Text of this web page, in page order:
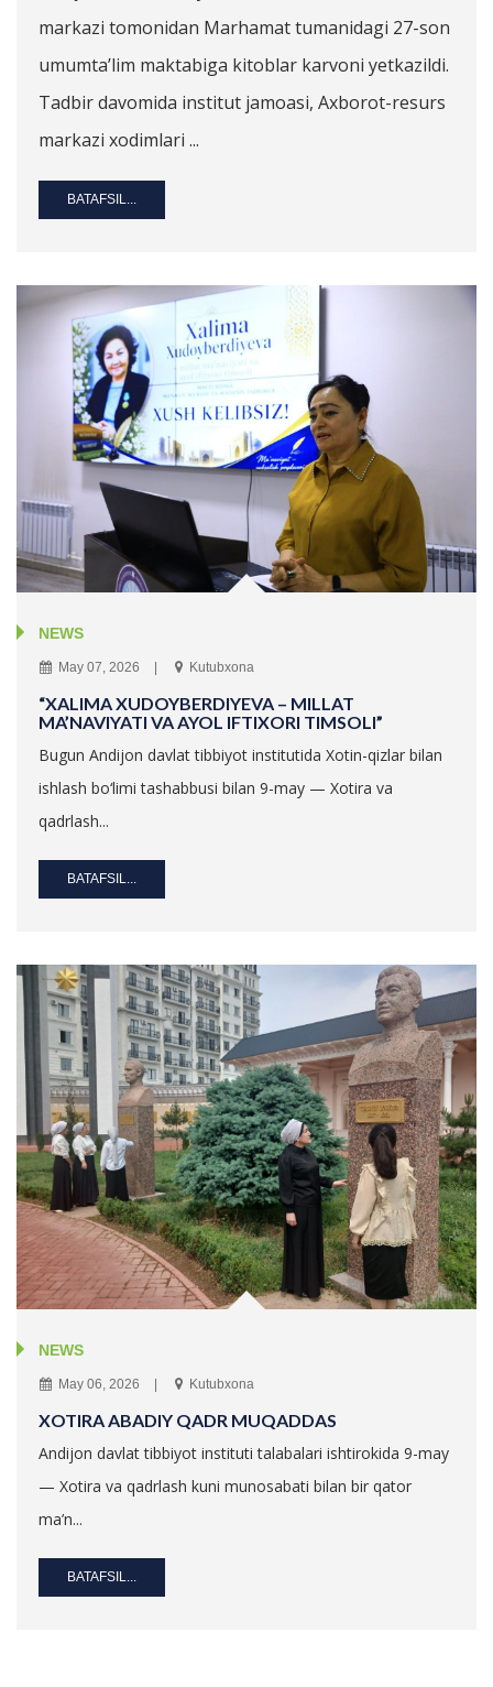
markazi tomonidan Marhamat tumanidagi 27-son
umumta’lim maktabiga kitoblar karvoni yetkazildi.
Tadbir davomida institut jamoasi, Axborot-resurs
markazi xodimlari ...
BATAFSIL...
NEWS
May 07, 2026 Kutubxona
“XALIMA XUDOYBERDIYEVA – MILLAT
MA’NAVIYATI VA AYOL IFTIXORI TIMSOLI”
Bugun Andijon davlat tibbiyot institutida Xotin-qizlar bilan
ishlash bo‘limi tashabbusi bilan 9-may — Xotira va
qadrlash...
BATAFSIL...
NEWS
May 06, 2026 Kutubxona
XOTIRA ABADIY QADR MUQADDAS
Andijon davlat tibbiyot instituti talabalari ishtirokida 9-may
— Xotira va qadrlash kuni munosabati bilan bir qator
ma’n...
BATAFSIL...